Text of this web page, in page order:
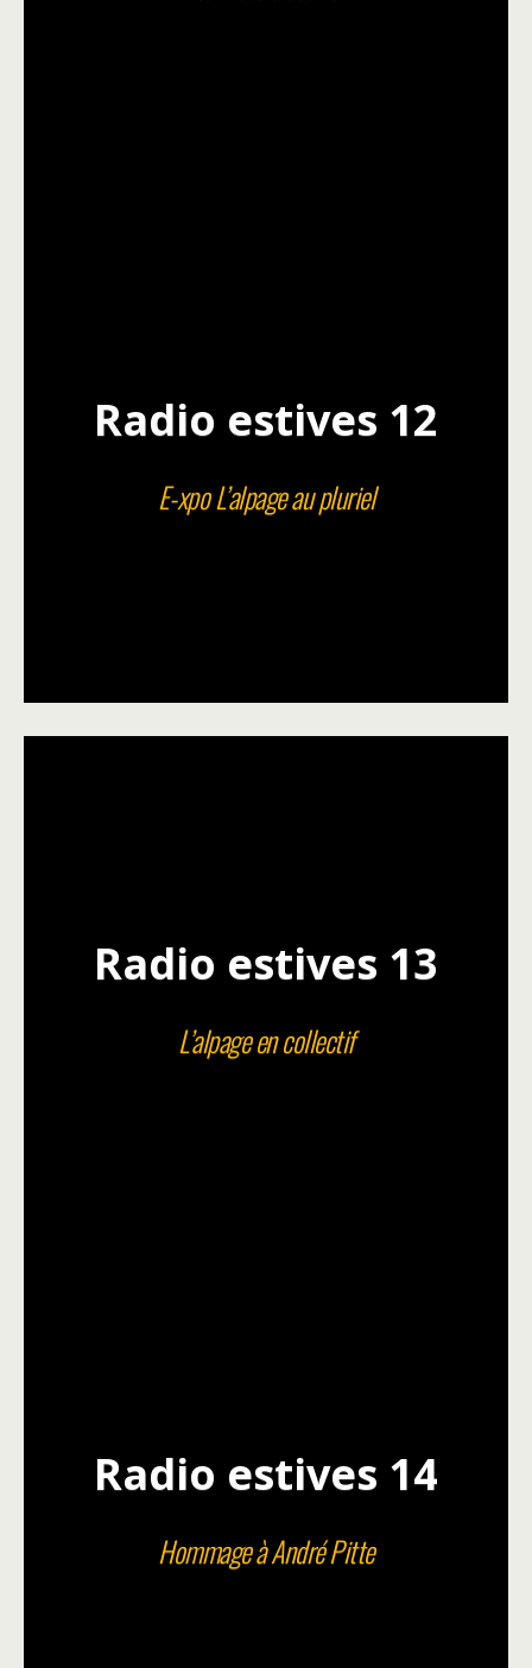
Radio estives 12
E-xpo L’alpage au pluriel
Radio estives 13
L’alpage en collectif
Radio estives 14
Hommage à André Pitte